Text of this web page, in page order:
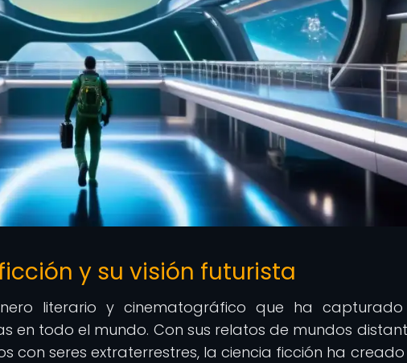
y su visión futurista
literario y cinematográfico que ha
en todo el mundo. Con sus relatos de mundos
con seres extraterrestres, la ciencia ficción ha creado